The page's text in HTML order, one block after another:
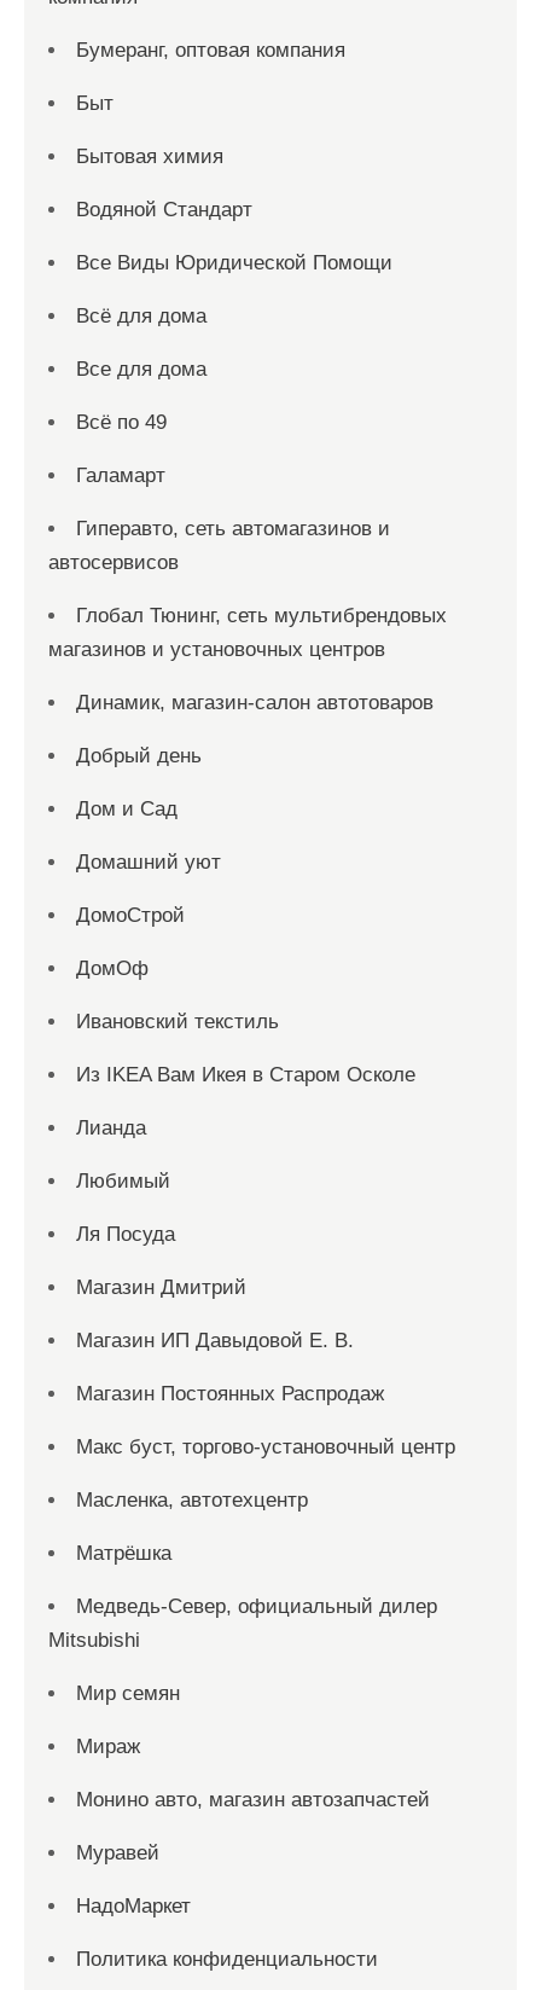
Бумеранг, оптовая компания
Быт
Бытовая химия
Водяной Стандарт
Все Виды Юридической Помощи
Всё для дома
Все для дома
Всё по 49
Галамарт
Гиперавто, сеть автомагазинов и
автосервисов
Глобал Тюнинг, сеть мультибрендовых
магазинов и установочных центров
Динамик, магазин-салон автотоваров
Добрый день
Дом и Сад
Домашний уют
ДомоСтрой
ДомОф
Ивановский текстиль
Из IKEA Вам Икея в Старом Осколе
Лианда
Любимый
Ля Посуда
Магазин Дмитрий
Магазин ИП Давыдовой Е. В.
Магазин Постоянных Распродаж
Макс буст, торгово-установочный центр
Масленка, автотехцентр
Матрёшка
Медведь-Север, официальный дилер
Mitsubishi
Мир семян
Мираж
Монино авто, магазин автозапчастей
Муравей
НадоМаркет
Политика конфиденциальности